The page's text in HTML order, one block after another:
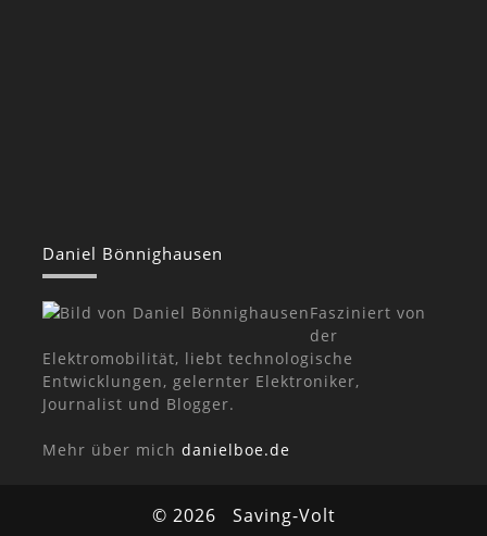
Daniel Bönnighausen
Fasziniert von
der
Elektromobilität, liebt technologische
Entwicklungen, gelernter Elektroniker,
Journalist und Blogger.
Mehr über mich danielboe.de
© 2026 Saving-Volt